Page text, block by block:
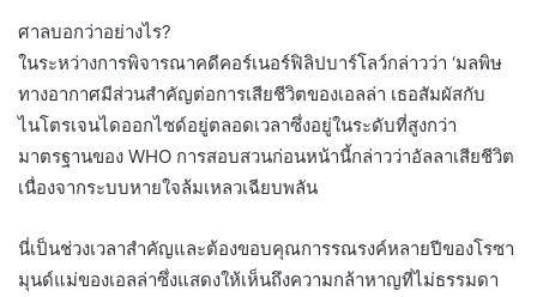
ศาลบอกว่าอย่างไร?
ในระหว่างการพิจารณาคดีคอร์เนอร์ฟิลิปบาร์โลว์กล่าวว่า ‘มลพิษ
ทางอากาศมีส่วนสำคัญต่อการเสียชีวิตของเอลล่า เธอสัมผัสกับ
ไนโตรเจนไดออกไซด์อยู่ตลอดเวลาซึ่งอยู่ในระดับที่สูงกว่า
มาตรฐานของ WHO การสอบสวนก่อนหน้านี้กล่าวว่าอัลลาเสียชีวิต
เนื่องจากระบบหายใจล้มเหลวเฉียบพลัน
นี่เป็นช่วงเวลาสำคัญและต้องขอบคุณการรณรงค์หลายปีของโรซา
มุนด์แม่ของเอลล่าซึ่งแสดงให้เห็นถึงความกล้าหาญที่ไม่ธรรมดา